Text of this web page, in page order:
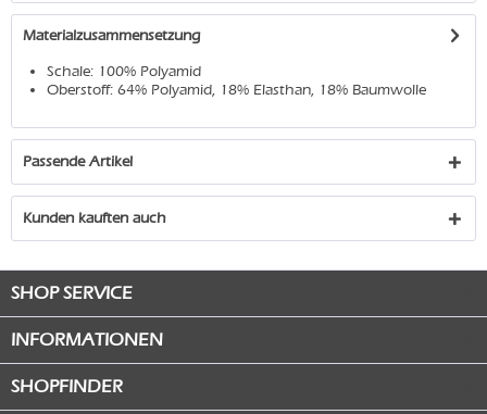
Materialzusammensetzung
Schale: 100% Polyamid
Oberstoff: 64% Polyamid, 18% Elasthan, 18% Baumwolle
Passende Artikel
Kunden kauften auch
SHOP SERVICE
INFORMATIONEN
SHOPFINDER